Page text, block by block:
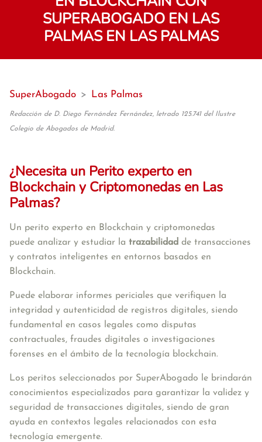
SUPERABOGADO EN LAS
PALMAS EN LAS PALMAS
SuperAbogado > Las Palmas
Redacción de D. Diego Fernández Fernández, letrado 125.741 del Ilustre
Colegio de Abogados de Madrid.
¿Necesita un Perito experto en
Blockchain y Criptomonedas en Las
Palmas?
Un perito experto en Blockchain y criptomonedas
puede analizar y estudiar la trazabilidad de transacciones
y contratos inteligentes en entornos basados en
Blockchain.
Puede elaborar informes periciales que verifiquen la
integridad y autenticidad de registros digitales, siendo
fundamental en casos legales como disputas
contractuales, fraudes digitales o investigaciones
forenses en el ámbito de la tecnología blockchain.
Los peritos seleccionados por SuperAbogado le brindarán
conocimientos especializados para garantizar la validez y
seguridad de transacciones digitales, siendo de gran
ayuda en contextos legales relacionados con esta
tecnología emergente.